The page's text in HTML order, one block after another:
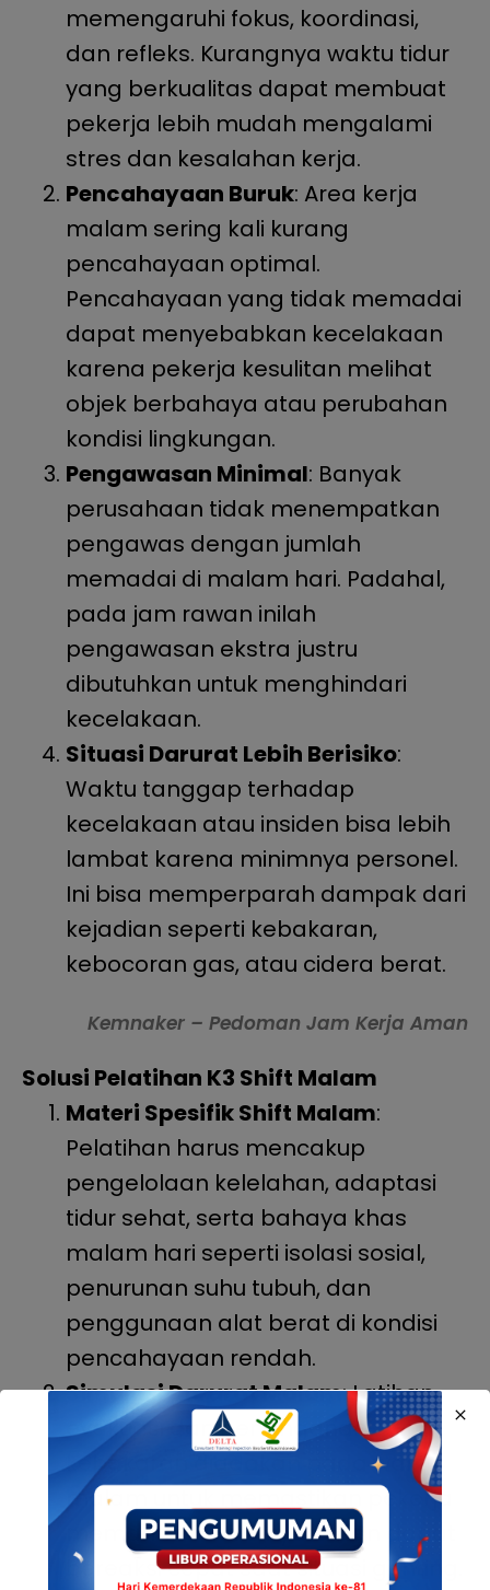
memengaruhi fokus, koordinasi,
dan refleks. Kurangnya waktu tidur
yang berkualitas dapat membuat
pekerja lebih mudah mengalami
stres dan kesalahan kerja.
Pencahayaan Buruk: Area kerja
malam sering kali kurang
pencahayaan optimal.
Pencahayaan yang tidak memadai
dapat menyebabkan kecelakaan
karena pekerja kesulitan melihat
objek berbahaya atau perubahan
kondisi lingkungan.
Pengawasan Minimal: Banyak
perusahaan tidak menempatkan
pengawas dengan jumlah
memadai di malam hari. Padahal,
pada jam rawan inilah
pengawasan ekstra justru
dibutuhkan untuk menghindari
kecelakaan.
Situasi Darurat Lebih Berisiko:
Waktu tanggap terhadap
kecelakaan atau insiden bisa lebih
lambat karena minimnya personel.
Ini bisa memperparah dampak dari
kejadian seperti kebakaran,
kebocoran gas, atau cidera berat.
Kemnaker – Pedoman Jam Kerja Aman
Solusi Pelatihan K3 Shift Malam
Materi Spesifik Shift Malam:
Pelatihan harus mencakup
pengelolaan kelelahan, adaptasi
tidur sehat, serta bahaya khas
malam hari seperti isolasi sosial,
penurunan suhu tubuh, dan
penggunaan alat berat di kondisi
pencahayaan rendah.
Simulasi Darurat Malam: Latihan
evakuasi dan penanganan
kebakaran diadakan pada waktu
malam untuk memastikan pekerja
memahami risiko nyata dan dapat
bereaksi cepat saat situasi genting.